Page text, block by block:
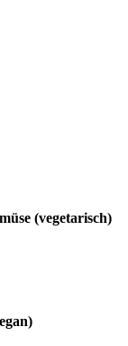
(vegetarisch)